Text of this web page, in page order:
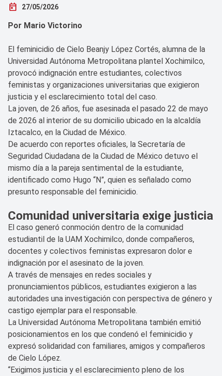
today 27/05/2026
Por Mario Victorino
El feminicidio de Cielo Beanjy López Cortés, alumna de la
Universidad Autónoma Metropolitana plantel Xochimilco,
provocó indignación entre estudiantes, colectivos
feministas y organizaciones universitarias que exigieron
justicia y el esclarecimiento total del caso.
La joven, de 26 años, fue asesinada el pasado 22 de mayo
de 2026 al interior de su domicilio ubicado en la alcaldía
Iztacalco, en la Ciudad de México.
De acuerdo con reportes oficiales, la Secretaría de
Seguridad Ciudadana de la Ciudad de México detuvo el
mismo día a la pareja sentimental de la estudiante,
identificado como Hugo “N”, quien es señalado como
presunto responsable del feminicidio.
Comunidad universitaria exige justicia
El caso generó conmoción dentro de la comunidad
estudiantil de la UAM Xochimilco, donde compañeros,
docentes y colectivos feministas expresaron dolor e
indignación por el asesinato de la joven.
A través de mensajes en redes sociales y
pronunciamientos públicos, estudiantes exigieron a las
autoridades una investigación con perspectiva de género y
castigo ejemplar para el responsable.
La Universidad Autónoma Metropolitana también emitió
posicionamientos en los que condenó el feminicidio y
expresó solidaridad con familiares, amigos y compañeros
de Cielo López.
“Exigimos justicia y el esclarecimiento pleno de los